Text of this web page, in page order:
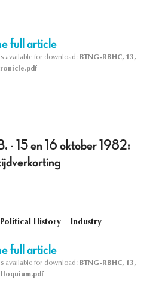
full article
is available for download: BTNG-RBHC, 13,
- 15 en 16 oktober 1982:
Political History Industry
full article
is available for download: BTNG-RBHC, 13,